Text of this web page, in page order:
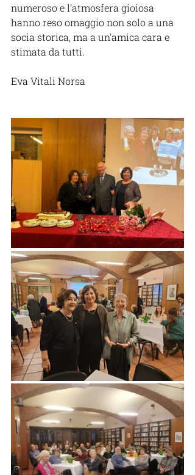
numeroso e l’atmosfera gioiosa
hanno reso omaggio non solo a una
socia storica, ma a un'amica cara e
stimata da tutti.
Eva Vitali Norsa